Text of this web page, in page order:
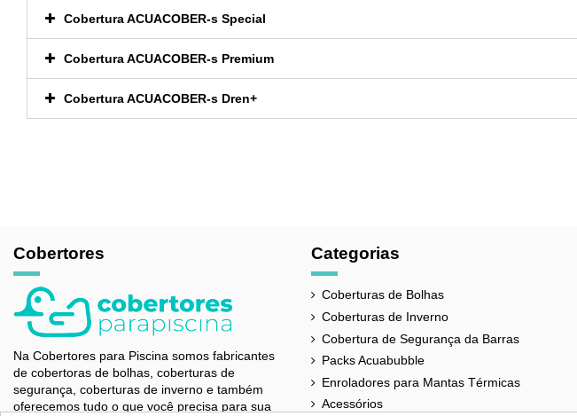
Cobertura ACUACOBER-s Special
Cobertura ACUACOBER-s Premium
Cobertura ACUACOBER-s Dren+
Cobertores
Na Cobertores para Piscina somos fabricantes
de cobertoras de bolhas, coberturas de
segurança, coberturas de inverno e também
oferecemos tudo o que você precisa para sua
Categorias
Coberturas de Bolhas
Coberturas de Inverno
Cobertura de Segurança da Barras
Packs Acuabubble
Enroladores para Mantas Térmicas
Acessórios